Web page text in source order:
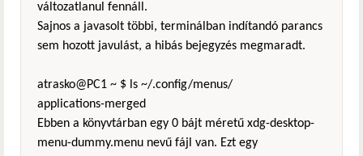
változatlanul fennáll.
Sajnos a javasolt többi, terminálban indítandó parancs
sem hozott javulást, a hibás bejegyzés megmaradt.
atrasko@PC1 ~ $ ls ~/.config/menus/
applications-merged
Ebben a könyvtárban egy 0 bájt méretű xdg-desktop-
menu-dummy.menu nevű fájl van. Ezt egy